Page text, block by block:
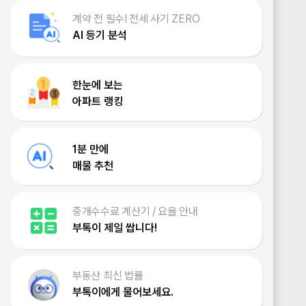
계약 전 필수! 전세 사기 ZERO
AI 등기 분석
한눈에 보는
아파트 랭킹
1분 만에
매물 추천
중개수수료 계산기 / 요율 안내
부톡이 제일 쌉니다!
부동산 최신 법률
부톡이에게 물어보세요.